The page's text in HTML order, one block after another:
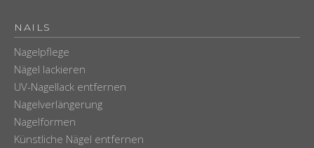
NAILS
Nagelpflege
Nägel lackieren
UV-Nagellack entfernen
Nagelverlängerung
Nagelformen
Künstliche Nägel entfernen